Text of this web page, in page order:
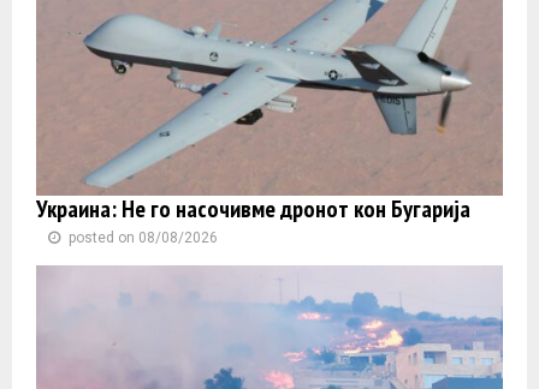
Украина: Не го насочивме дронот кон Бугарија
posted on 08/08/2026